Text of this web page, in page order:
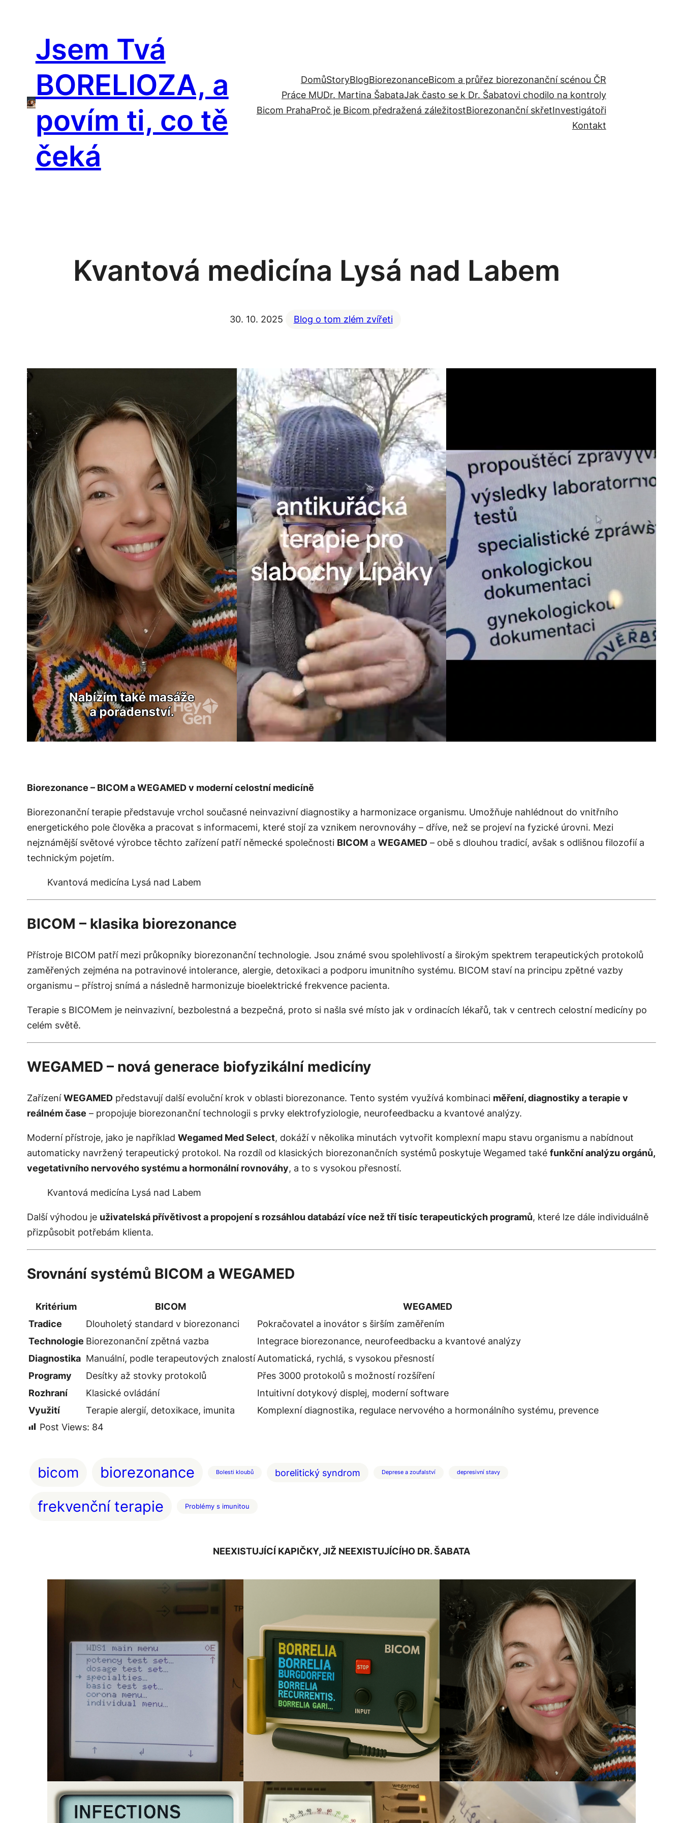
Jsem Tvá
BORELIOZA, a
povím ti, co tě
čeká
DomůStoryBlogBiorezonanceBicom a průřez biorezonanční scénou ČR
Práce MUDr. Martina ŠabataJak často se k Dr. Šabatovi chodilo na kontroly
Bicom PrahaProč je Bicom předražená záležitostBiorezonanční skřetInvestigátoři
Kontakt
Kvantová medicína Lysá nad Labem
30. 10. 2025 Blog o tom zlém zvířeti
Biorezonance – BICOM a WEGAMED v moderní celostní medicíně
Biorezonanční terapie představuje vrchol současné neinvazivní diagnostiky a harmonizace organismu. Umožňuje nahlédnout do vnitřního
energetického pole člověka a pracovat s informacemi, které stojí za vznikem nerovnováhy – dříve, než se projeví na fyzické úrovni. Mezi
nejznámější světové výrobce těchto zařízení patří německé společnosti BICOMa WEGAMED– obě s dlouhou tradicí, avšak s odlišnou filozofií a
technickým pojetím.
Kvantová medicína Lysá nad Labem
BICOM – klasika biorezonance
Přístroje BICOM patří mezi průkopníky biorezonanční technologie. Jsou známé svou spolehlivostí a širokým spektrem terapeutických protokolů
zaměřených zejména na potravinové intolerance, alergie, detoxikaci a podporu imunitního systému. BICOM staví na principu zpětné vazby
organismu – přístroj snímá a následně harmonizuje bioelektrické frekvence pacienta.
Terapie s BICOMem je neinvazivní, bezbolestná a bezpečná, proto si našla své místo jak v ordinacích lékařů, tak v centrech celostní medicíny po
celém světě.
WEGAMED – nová generace biofyzikální medicíny
ZařízeníWEGAMEDpředstavují další evoluční krok v oblasti biorezonance. Tento systém využívá kombinaci měření, diagnostiky a terapie v
reálném čase – propojuje biorezonanční technologii s prvky elektrofyziologie, neurofeedbacku a kvantové analýzy.
Moderní přístroje, jako je například Wegamed Med Select, dokáží v několika minutách vytvořit komplexní mapu stavu organismu a nabídnout
automaticky navržený terapeutický protokol. Na rozdíl od klasických biorezonančních systémů poskytuje Wegamed také funkční analýzu orgánů,
vegetativního nervového systému a hormonální rovnováhy, a to s vysokou přesností.
Kvantová medicína Lysá nad Labem
Další výhodou je uživatelská přívětivost a propojení s rozsáhlou databází více než tří tisíc terapeutických programů, které lze dále individuálně
přizpůsobit potřebám klienta.
Srovnání systémů BICOM a WEGAMED
Kritérium BICOM
WEGAMED
Tradice
Dlouholetý standard v biorezonanci
Pokračovatel a inovátor s širším zaměřením
Technologie Biorezonanční zpětná vazba
Integrace biorezonance, neurofeedbacku a kvantové analýzy
Diagnostika Manuální, podle terapeutových znalostí Automatická, rychlá, s vysokou přesností
Programy
Desítky až stovky protokolů
Přes 3000 protokolů s možností rozšíření
Rozhraní
Klasické ovládání
Intuitivní dotykový displej, moderní software
Využití
Terapie alergií, detoxikace, imunita
Komplexní diagnostika, regulace nervového a hormonálního systému, prevence
Post Views: 84
bicom biorezonance Bolesti kloubů borelitický syndrom Deprese a zoufalství depresivní stavy
frekvenční terapie Problémy s imunitou
NEEXISTUJÍCÍ KAPIČKY, JIŽ NEEXISTUJÍCÍHO DR. ŠABATA